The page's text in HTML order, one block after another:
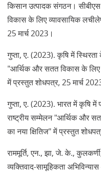
किसान उत्पादक संगठन।
विकास के लिए व्यावसायिक
25 मार्च 2023।
गुप्ता, ए. (2023). कृषि में
"आर्थिक और सतत विकास के लिए
में प्रस्तुत शोधपत्र, 25 मार्च
गुप्ता, ए. (2023). भारत में कृषि में
राष्ट्रीय सम्मेलन "आर्थिक और
का नया क्षितिज" में प्रस्तुत
राममूर्ति, एन., झा, जे. के.,
व्यक्तिवाद-सामूहिकता